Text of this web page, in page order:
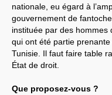
nationale, eu égard à
gouvernement de
instituée par des hommes
qui ont été partie
Tunisie. Il faut faire table
État de droit.
Que proposez-vous ?